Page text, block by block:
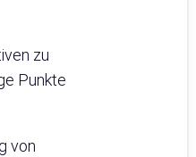
zu
Punkte
von